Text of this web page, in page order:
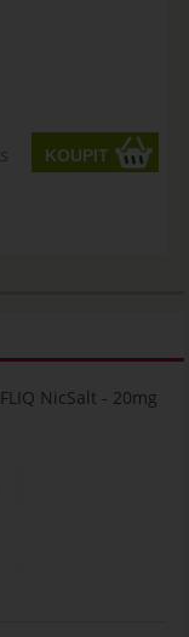
NicSalt - 20mg